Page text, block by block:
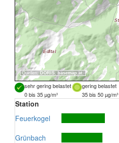
Quellen: DORIS, basemap.at
sehr gering belastet gering belastet
0 bis 35 µg/m³
35 bis 50 µg/m³
Station
Feuerkogel
Grünbach